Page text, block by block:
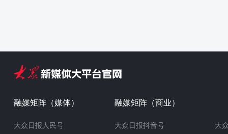
融媒矩阵（媒体）
大众日报人民号
融媒矩阵（商业）
大众日报抖音号 大